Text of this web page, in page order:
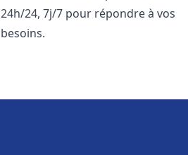
24h/24, 7j/7 pour répondre à vos
besoins.